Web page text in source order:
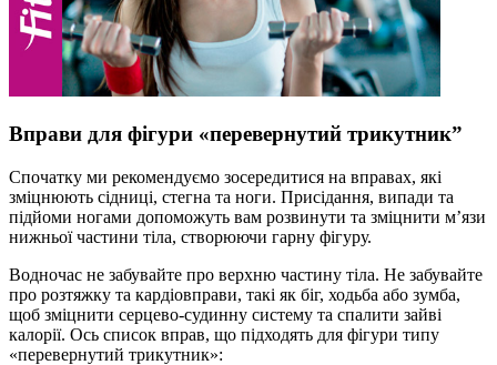
Вправи для фігури «перевернутий трикутник”
Спочатку ми рекомендуємо зосередитися на вправах, які
зміцнюють сідниці, стегна та ноги. Присідання, випади та
підйоми ногами допоможуть вам розвинути та зміцнити м’язи
нижньої частини тіла, створюючи гарну фігуру.
Водночас не забувайте про верхню частину тіла. Не забувайте
про розтяжку та кардіовправи, такі як біг, ходьба або зумба,
щоб зміцнити серцево-судинну систему та спалити зайві
калорії. Ось список вправ, що підходять для фігури типу
«перевернутий трикутник»: